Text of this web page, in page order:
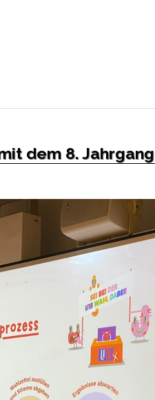
dem 8. Jahrgang